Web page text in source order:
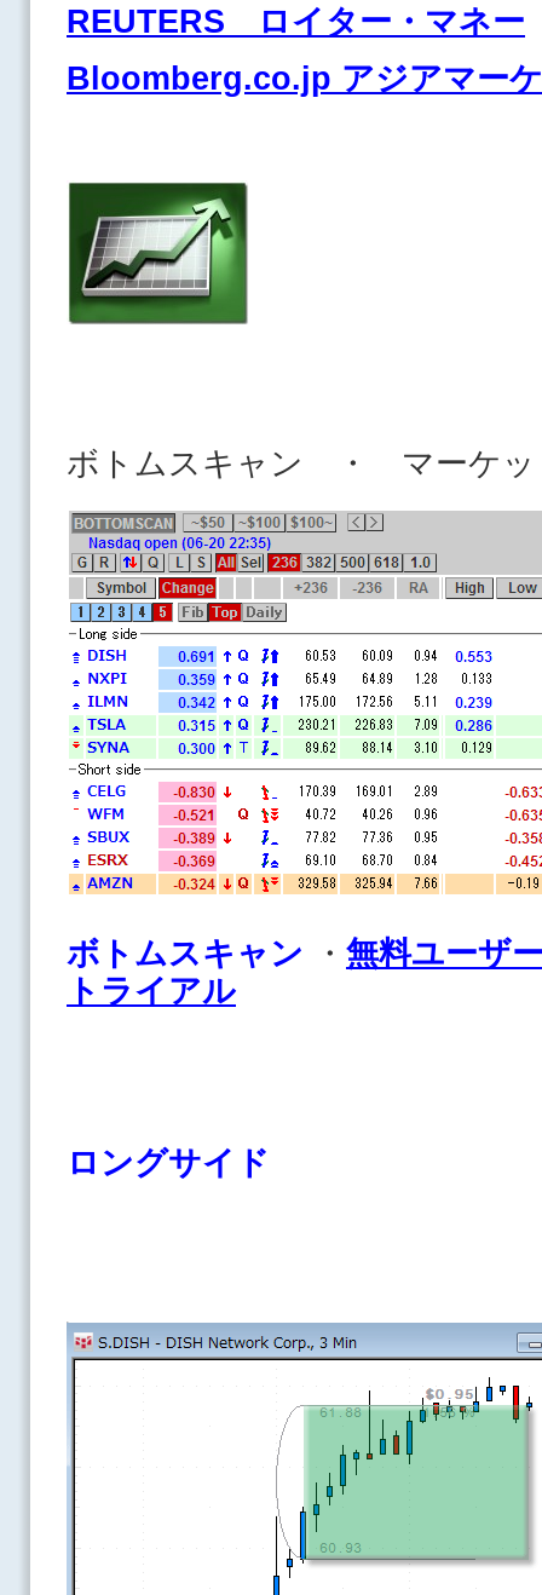
REUTERS ロイター・マネー
Bloomberg.co.jp アジアマー
ボトムスキャン ・ マーケッ
ボ トムスキャン ・ 無料ユーザ
トライアル
ロングサイド